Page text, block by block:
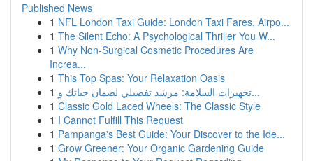
Published News
1 NFL London Taxi Guide: London Taxi Fares, Airpo...
1 The Silent Echo: A Psychological Thriller You W...
1 Why Non-Surgical Cosmetic Procedures Are
Increa...
1 This Top Spas: Your Relaxation Oasis
1
تجهيزات السلامة: مرشد تفصيلي لضمان حياتك و...
1 Classic Gold Laced Wheels: The Classic Style
1 I Cannot Fulfill This Request
1 Pampanga's Best Guide: Your Discover to the Ide...
1 Grow Greener: Your Organic Gardening Guide